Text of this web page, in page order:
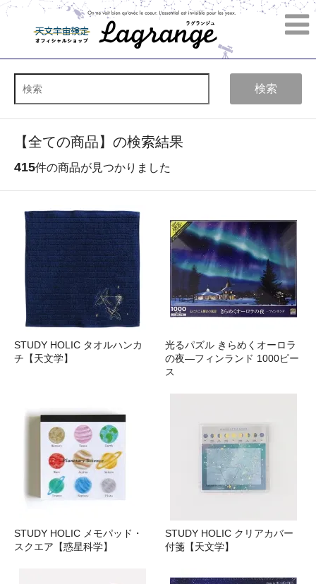
検索
【全ての商品】の検索結果
415件の商品が見つかりました
STUDY HOLIC タオルハンカ
チ【天文学】
光るパズル きらめくオーロラ
の夜―フィンランド 1000ピー
ス
STUDY HOLIC メモパッド・
スクエア【惑星科学】
STUDY HOLIC クリアカバー
付箋【天文学】